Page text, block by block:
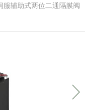
辅助式两位二通隔膜阀